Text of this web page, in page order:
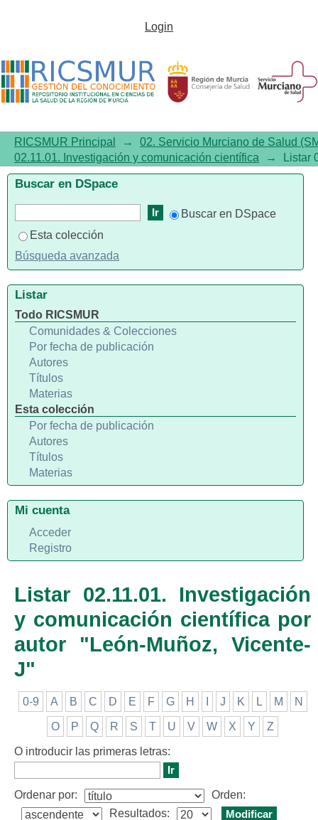
Listar 02.11.01. Investigación y
autor "León-Muñoz, Vicente-J"
Login
RICSMUR Principal →
02. Servicio Murciano de Salud
02.11.01. Investigación y comunicación científica
→ Listar
Listar 02.11.01. Investigación
y comunicación científica por
autor "León-Muñoz, Vicente-
J"
0-9 A B C D E F G H J K L M N
O P Q R S T U V W X Y Z
O introducir las primeras letras:
Ordenar por:
Orden:
Resultados:
Buscar en DSpace
Buscar en DSpace
Esta colección
Búsqueda avanzada
Listar
Todo RICSMUR
Comunidades & Colecciones
Por fecha de publicación
Autores
Títulos
Materias
Esta colección
Por fecha de publicación
Autores
Títulos
Materias
Mi cuenta
Acceder
Registro